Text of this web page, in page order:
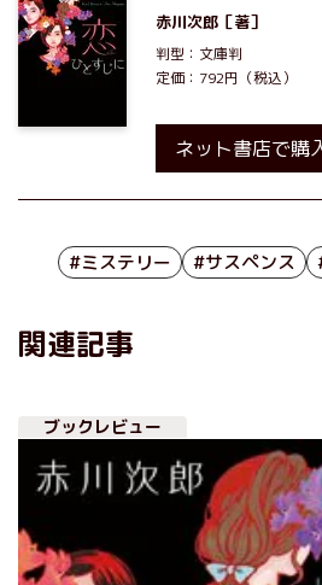
赤川次郎 ［著］
判型：文庫判
定価：792円（税込）
ネット書店で購
#ミステリー #サスペンス
関連記事
ブックレビュー